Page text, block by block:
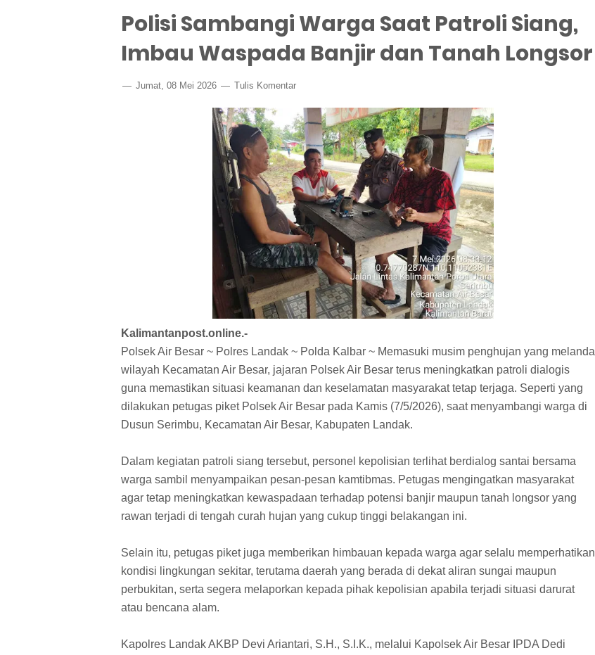
Polisi Sambangi Warga Saat Patroli Siang,
Imbau Waspada Banjir dan Tanah Longsor
Jumat, 08 Mei 2026 Tulis Komentar
Kalimantanpost.online.-
Polsek Air Besar ~ Polres Landak ~ Polda Kalbar ~ Memasuki musim penghujan yang melanda
wilayah Kecamatan Air Besar, jajaran Polsek Air Besar terus meningkatkan patroli dialogis
guna memastikan situasi keamanan dan keselamatan masyarakat tetap terjaga. Seperti yang
dilakukan petugas piket Polsek Air Besar pada Kamis (7/5/2026), saat menyambangi warga di
Dusun Serimbu, Kecamatan Air Besar, Kabupaten Landak.
Dalam kegiatan patroli siang tersebut, personel kepolisian terlihat berdialog santai bersama
warga sambil menyampaikan pesan-pesan kamtibmas. Petugas mengingatkan masyarakat
agar tetap meningkatkan kewaspadaan terhadap potensi banjir maupun tanah longsor yang
rawan terjadi di tengah curah hujan yang cukup tinggi belakangan ini.
Selain itu, petugas piket juga memberikan himbauan kepada warga agar selalu memperhatikan
kondisi lingkungan sekitar, terutama daerah yang berada di dekat aliran sungai maupun
perbukitan, serta segera melaporkan kepada pihak kepolisian apabila terjadi situasi darurat
atau bencana alam.
Kapolres Landak AKBP Devi Ariantari, S.H., S.I.K., melalui Kapolsek Air Besar IPDA Dedi